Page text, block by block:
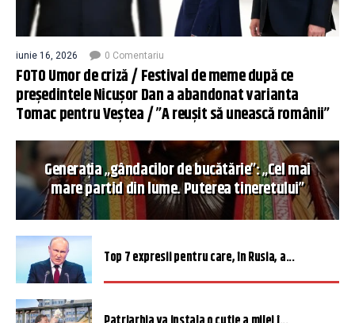
iunie 16, 2026 0 Comentariu
FOTO Umor de criză / Festival de meme după ce
președintele Nicușor Dan a abandonat varianta
Tomac pentru Veștea / ”A reușit să unească românii”
Generația „gândacilor de bucătărie”: „Cel mai
mare partid din lume. Puterea tineretului”
Top 7 expresii pentru care, în Rusia, a...